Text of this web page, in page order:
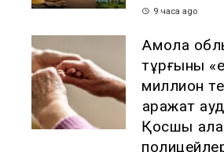
9 часа ago
Ақмола
тұрғыны
миллион
қаражат
Қосшы